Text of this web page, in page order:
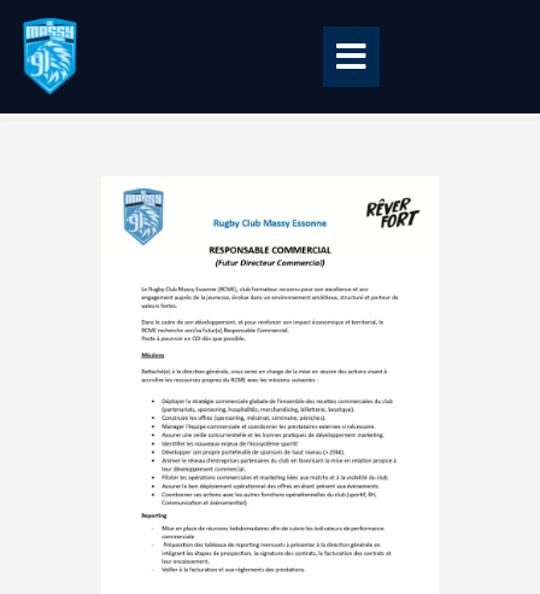
Accueil
BILLETTERIE
BOUTIQUE
CLUB
EQUIPE PRO
RCME Association
ENTREPRISES &
PARTENAIRES
TAXE D’APPRENTISSAGE